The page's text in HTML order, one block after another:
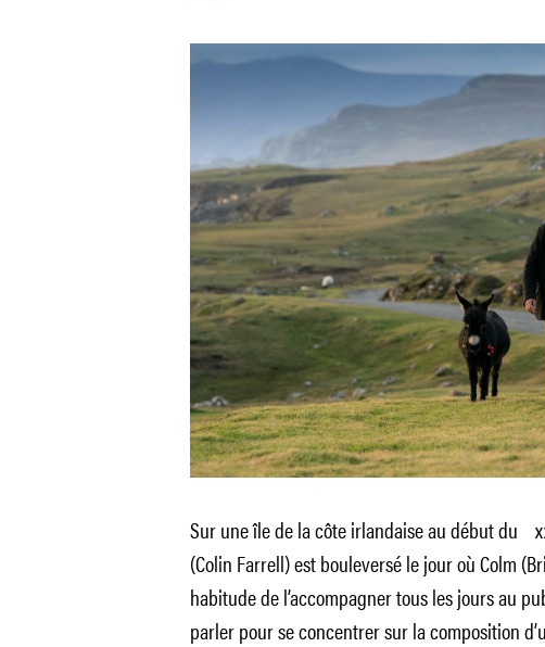
Sur une île de la côte irlandaise au début du
(Colin Farrell) est bouleversé le jour où Colm
habitude de l’accompagner tous les jours au
parler pour se concentrer sur la composition